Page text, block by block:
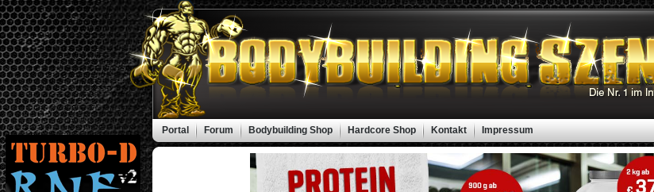
Portal Forum Bodybuilding Shop Hardcore Shop Kontakt Impressum